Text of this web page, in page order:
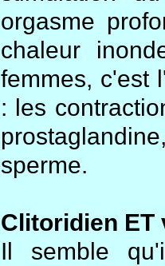
orgasme
chaleur
femmes, c'est
: les
sperme.
Clitoridien ET
Il semble